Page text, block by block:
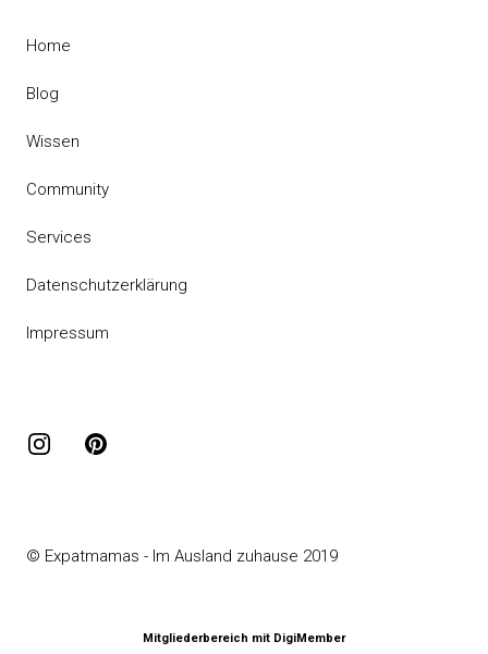
Home
Blog
Wissen
Community
Services
Datenschutzerklärung
Impressum
InstagramPinterest
© Expatmamas - Im Ausland zuhause 2019
Mitgliederbereich mit DigiMember